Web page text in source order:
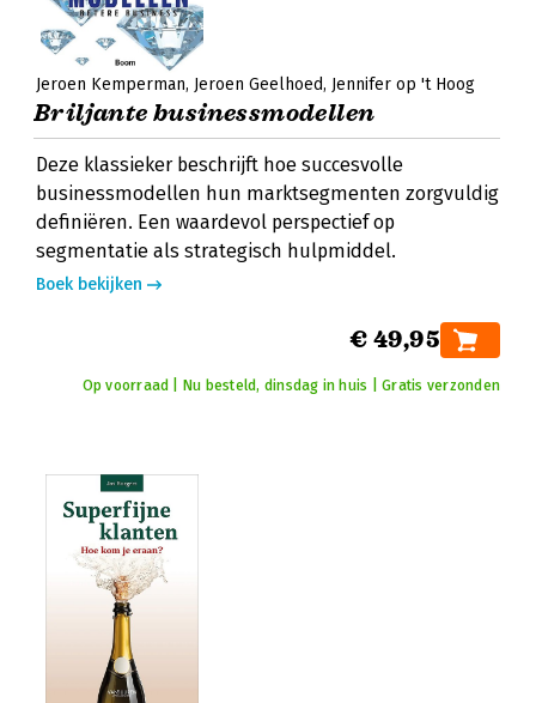
Jeroen Kemperman Jeroen Geelhoed Jennifer op 't Hoog
Briljante businessmodellen
Deze klassieker beschrijft hoe succesvolle
businessmodellen hun marktsegmenten zorgvuldig
definiëren. Een waardevol perspectief op
segmentatie als strategisch hulpmiddel.
Boek bekijken
€ 49,95
Op voorraad | Nu besteld, dinsdag in huis | Gratis verzonden